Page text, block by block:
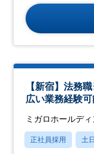
【新宿】法務
広い業務経験
ミガロホールデ
正社員採用 土